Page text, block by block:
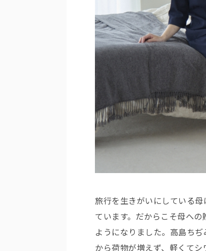
旅行を生きがいにしている
ています。だからこそ母へ
ようになりました。高島ち
から荷物が増えず、軽くて